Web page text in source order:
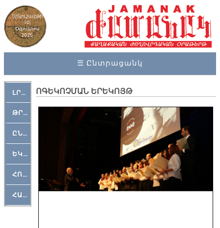
Երկուշաբթի
10,
Օգոստոս
2026
☰ Ընտրացանկ
ԼՐԱՀՈՍ
ԹՐՔԱՀԱՅ ԿԵԱՆՔ
ԸՆԿԵՐԱՄՇԱԿՈՒԹԱՅԻՆ
ԵԿԵՂԵՑԱԿԱՆ
ՀՈԳԵՄՏԱՒՈՐ
ՀԱՐԹԱԿ
ՈԳԵԿՈՉՄԱՆ ԵՐԵԿՈՅԹ